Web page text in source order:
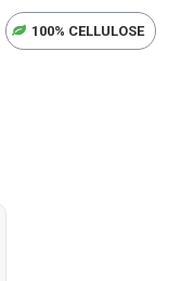
100% CELLULOSE